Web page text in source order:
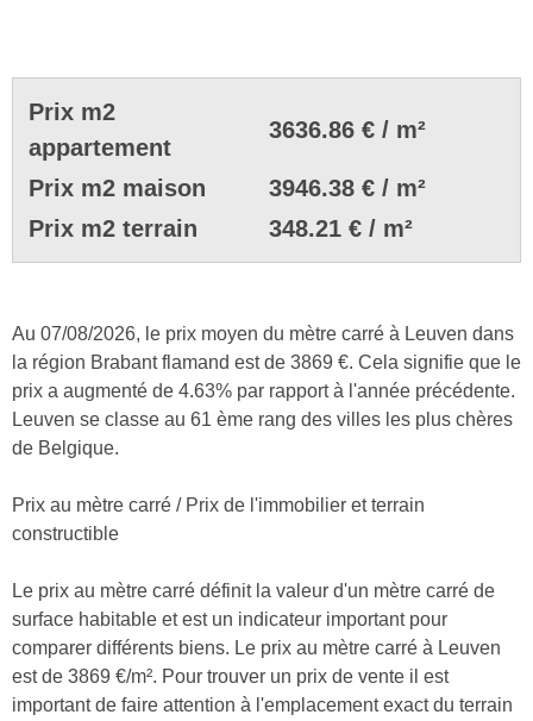
Prix m2
appartement
3636.86 € / m²
Prix m2 maison
3946.38 € / m²
Prix m2 terrain
348.21 € / m²
Au 07/08/2026, le prix moyen du mètre carré à Leuven dans
la région Brabant flamand est de 3869 €. Cela signifie que le
prix a augmenté de 4.63% par rapport à l'année précédente.
Leuven se classe au 61 ème rang des villes les plus chères
de Belgique.
Prix au mètre carré / Prix de l'immobilier et terrain
constructible
Le prix au mètre carré définit la valeur d'un mètre carré de
surface habitable et est un indicateur important pour
comparer différents biens. Le prix au mètre carré à Leuven
est de 3869 €/m². Pour trouver un prix de vente il est
important de faire attention à l'emplacement exact du terrain